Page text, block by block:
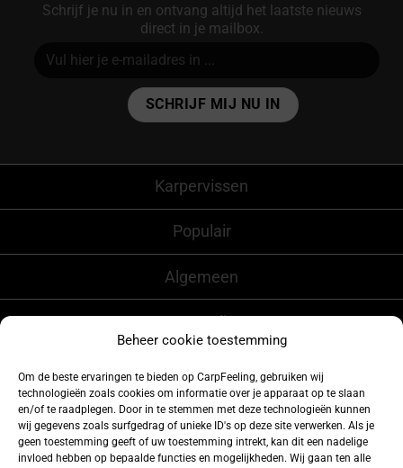
Beheer cookie toestemming
Om de beste ervaringen te bieden op CarpFeeling, gebruiken wij
technologieën zoals cookies om informatie over je apparaat op te slaan
en/of te raadplegen. Door in te stemmen met deze technologieën kunnen
wij gegevens zoals surfgedrag of unieke ID's op deze site verwerken. Als je
geen toestemming geeft of uw toestemming intrekt, kan dit een nadelige
invloed hebben op bepaalde functies en mogelijkheden. Wij gaan ten alle
Schrijf je nu in en ontvang altijd het laatste nieuws
direct in je mailbox.
Karpervissen
Populair
Algemeen
CarpFeeling
Volg ons ook op